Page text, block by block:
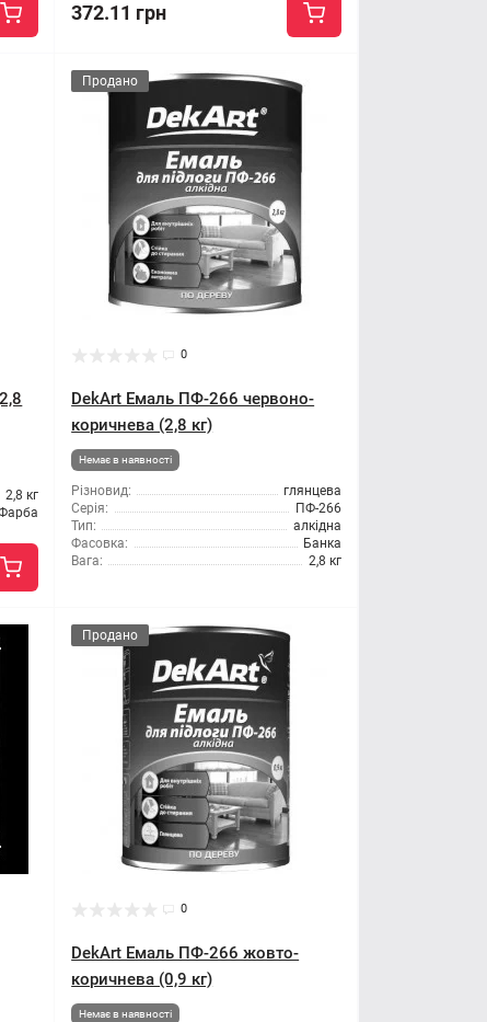
372.11 грн
2,8 кг
Продано
0
DekArt Емаль ПФ-266 червоно-
коричнева (2,8 кг)
Немає в наявності
Різновид:
глянцева
Серія:
ПФ-266
Тип:
алкідна
Фасовка:
Банка
Вага:
2,8 кг
Продано
0
DekArt Емаль ПФ-266 жовто-
коричнева (0,9 кг)
Немає в наявності